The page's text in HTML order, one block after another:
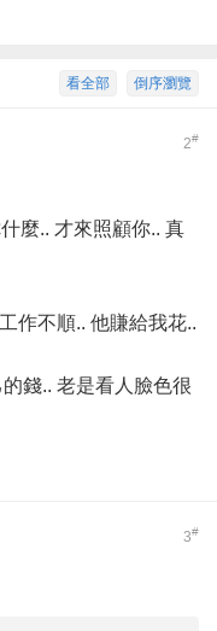
倒序瀏覽
看全部
2#
麼.. 才來照顧你.. 真
作不順.. 他賺給我花..
錢.. 老是看人臉色很
3#